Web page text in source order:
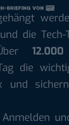
die
die
und
Anmelden